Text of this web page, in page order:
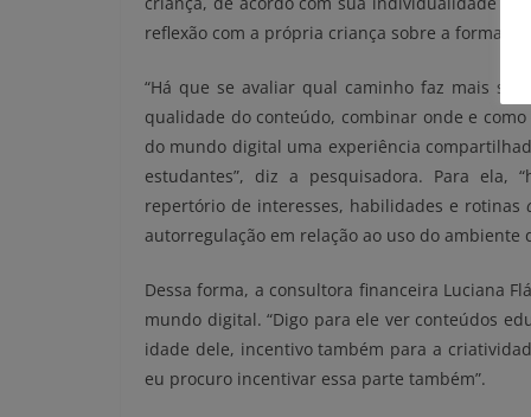
reflexão com a própria criança sobre a forma
“Há que se avaliar qual caminho faz mais
qualidade do conteúdo, combinar onde e
do mundo digital uma experiência
estudantes”, diz a pesquisadora. Para ela,
repertório de interesses, habilidades e rotinas
autorregulação em relação ao uso do ambiente
Dessa forma, a consultora financeira Luciana
mundo digital. “Digo para ele ver conteúdos
idade dele, incentivo também para a
eu procuro incentivar essa parte também”.